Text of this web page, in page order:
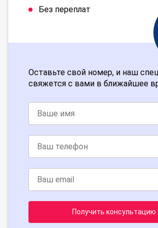
Без переплат
Оставьте свой номер, и наш
свяжется с вами в ближайшее
Получить консультацию